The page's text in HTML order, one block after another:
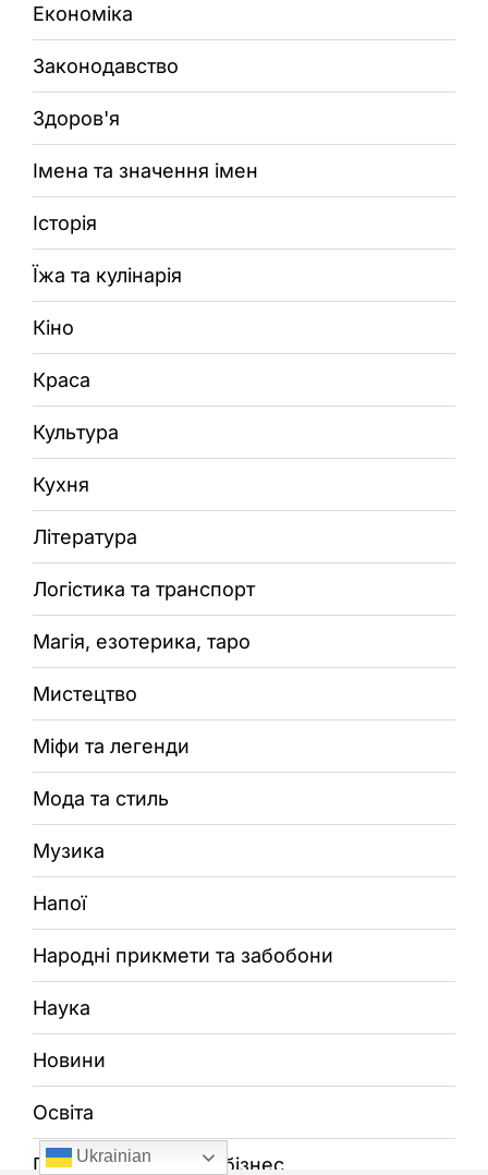
Економіка
Законодавство
Здоров'я
Імена та значення імен
Історія
Їжа та кулінарія
Кіно
Краса
Культура
Кухня
Література
Логістика та транспорт
Магія, езотерика, таро
Мистецтво
Міфи та легенди
Мода та стиль
Музика
Напої
Народні прикмети та забобони
Наука
Новини
Освіта
Підприємництво та бізнес
Ukrainian